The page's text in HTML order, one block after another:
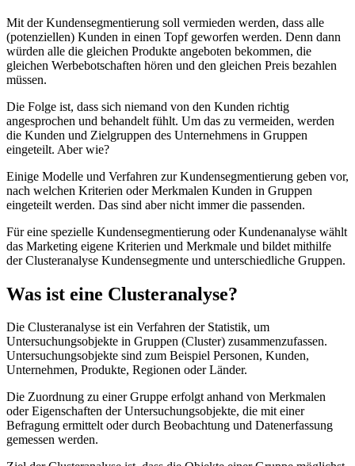
Mit der Kundensegmentierung soll vermieden werden, dass alle
(potenziellen) Kunden in einen Topf geworfen werden. Denn dann
würden alle die gleichen Produkte angeboten bekommen, die
gleichen Werbebotschaften hören und den gleichen Preis bezahlen
müssen.
Die Folge ist, dass sich niemand von den Kunden richtig
angesprochen und behandelt fühlt. Um das zu vermeiden, werden
die Kunden und Zielgruppen des Unternehmens in Gruppen
eingeteilt. Aber wie?
Einige Modelle und Verfahren zur Kundensegmentierung geben vor,
nach welchen Kriterien oder Merkmalen Kunden in Gruppen
eingeteilt werden. Das sind aber nicht immer die passenden.
Für eine spezielle Kundensegmentierung oder Kundenanalyse wählt
das Marketing eigene Kriterien und Merkmale und bildet mithilfe
der Clusteranalyse Kundensegmente und unterschiedliche Gruppen.
Was ist eine Clusteranalyse?
Die Clusteranalyse ist ein Verfahren der Statistik, um
Untersuchungsobjekte in Gruppen (Cluster) zusammenzufassen.
Untersuchungsobjekte sind zum Beispiel Personen, Kunden,
Unternehmen, Produkte, Regionen oder Länder.
Die Zuordnung zu einer Gruppe erfolgt anhand von Merkmalen
oder Eigenschaften der Untersuchungsobjekte, die mit einer
Befragung ermittelt oder durch Beobachtung und Datenerfassung
gemessen werden.